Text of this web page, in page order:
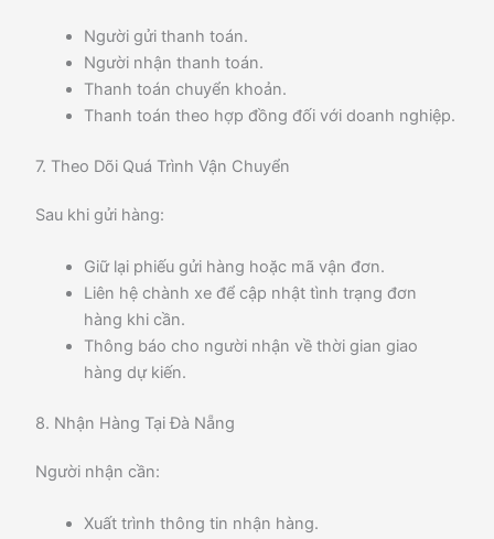
Người gửi thanh toán.
Người nhận thanh toán.
Thanh toán chuyển khoản.
Thanh toán theo hợp đồng đối với doanh nghiệp.
7. Theo Dõi Quá Trình Vận Chuyển
Sau khi gửi hàng:
Giữ lại phiếu gửi hàng hoặc mã vận đơn.
Liên hệ chành xe để cập nhật tình trạng đơn
hàng khi cần.
Thông báo cho người nhận về thời gian giao
hàng dự kiến.
8. Nhận Hàng Tại Đà Nẵng
Người nhận cần:
Xuất trình thông tin nhận hàng.